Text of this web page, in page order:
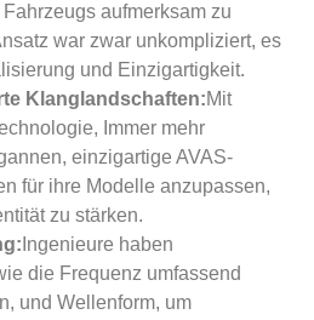
aufmerksam zu
war zwar unkompliziert, es
und Einzigartigkeit.
Klanglandschaften:Mit
Immer mehr
einzigartige AVAS-
für ihre Modelle anzupassen,
zu stärken.
Ingenieure haben
die Frequenz umfassend
und Wellenform, um